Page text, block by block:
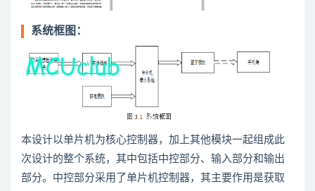
系统框图：
本设计以单片机为核心控制器，加上其他模块一起组成此
次设计的整个系统，其中包括中控部分、输入部分和输出
部分。中控部分采用了单片机控制器，其主要作用是获取